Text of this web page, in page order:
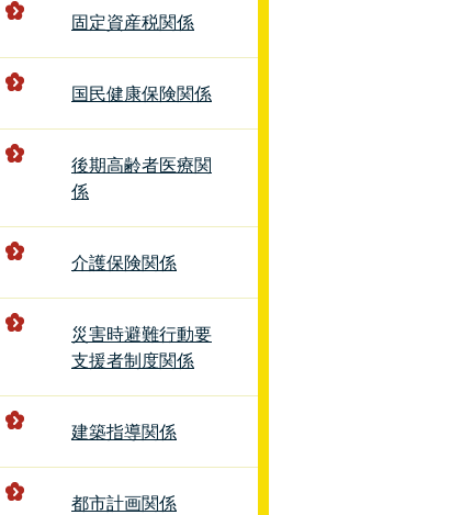
固定資産税関係
国民健康保険関係
後期高齢者医療関
係
介護保険関係
災害時避難行動要
支援者制度関係
建築指導関係
都市計画関係